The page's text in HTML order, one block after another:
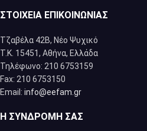
ΣΤΟΙΧΕΊΑ ΕΠΙΚΟΙΝΩΝΊΑΣ
Τζαβέλα 42Β, Νέο Ψυχικό
Τ.Κ. 15451, Αθήνα, Eλλάδα
Τηλέφωνο: 210 6753159
Fax: 210 6753150
Email: info@eefam.gr
Η ΣΥΝΔΡΟΜΉ ΣΑΣ